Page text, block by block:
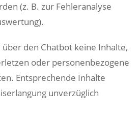
(z. B. zur Fehleranalyse
den Chatbot keine Inhalte,
oder personenbezogene
Entsprechende Inhalte
unverzüglich